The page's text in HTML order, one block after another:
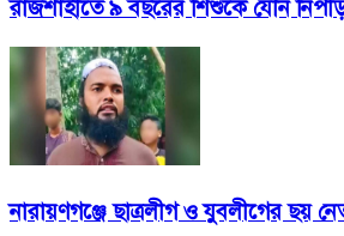
রাজশাহীতে ৯ বছরের শিশুকে যৌন
নারায়ণগঞ্জে ছাত্রলীগ ও যুবলীগের ছয়